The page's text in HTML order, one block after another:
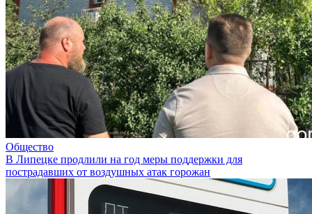
Общество
В Липецке продлили на год меры поддержки для
пострадавших от воздушных атак горожан